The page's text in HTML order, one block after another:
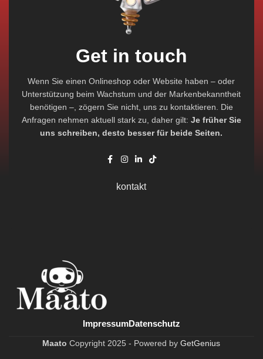
Get in touch
Wenn Sie einen Onlineshop oder Website haben – oder
Unterstützung beim Wachstum und der Markenbekanntheit
benötigen –, zögern Sie nicht, uns zu kontaktieren. Die
Anfragen nehmen aktuell stark zu, daher gilt: Je früher Sie
uns schreiben, desto besser für beide Seiten.
kontakt
ImpressumDatenschutz
Maato Copyright 2025 - Powered byGetGenius